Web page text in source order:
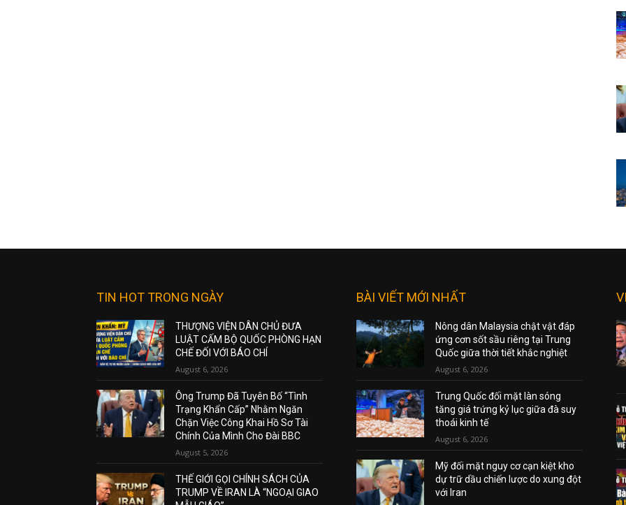
TIN HOT TRONG NGÀY
THƯỢNG VIỆN DÂN CHỦ ĐƯA
LUẬT CẤM BỘ QUỐC PHÒNG HẠN
CHẾ ĐỐI VỚI BÁO CHÍ
August 6, 2026
Ông Trump Đã Tuyên Bố “Tình
Trạng Khẩn Cấp” Nhằm Ngăn
Chặn Việc Công Khai Hồ Sơ Tài
Chính Của Mình Cho Đài BBC
August 5, 2026
THẾ GIỚI GỌI CHÍNH SÁCH CỦA
TRUMP VỀ IRAN LÀ “NGOẠI GIAO
BÀI VIẾT MỚI NHẤT
Nông dân Malaysia chật vật đáp
ứng cơn sốt sầu riêng tại Trung
Quốc giữa thời tiết khắc nghiệt
August 6, 2026
Trung Quốc đối mặt làn sóng
tăng giá trứng kỷ lục giữa đà suy
thoái kinh tế
August 6, 2026
Mỹ đối mặt nguy cơ cạn kiệt kho
dự trữ dầu chiến lược do xung đột
với Iran